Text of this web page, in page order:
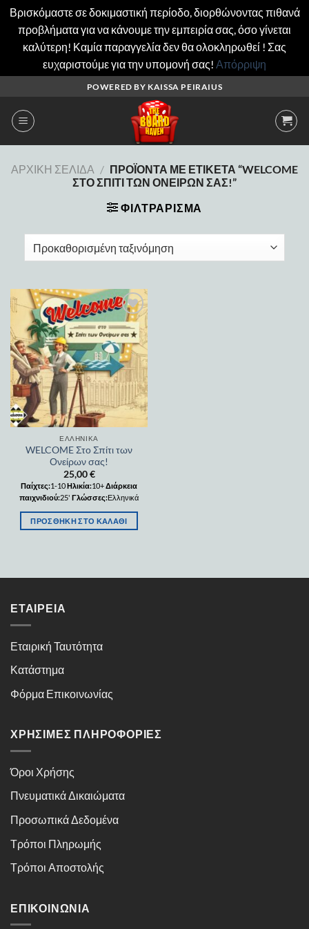
Βρισκόμαστε σε δοκιμαστική περίοδο, διορθώνοντας πιθανά
προβλήματα για να κάνουμε την εμπειρία σας, όσο γίνεται
καλύτερη! Καμία παραγγελία δεν θα ολοκληρωθεί ! Σας
ευχαριστούμε για την υπομονή σας! Απόρριψη
περιεχόμενο
POWERED BY KAISSA PEIRAIUS
ΑΡΧΙΚΉ ΣΕΛΊΔΑ / ΠΡΟΪΌΝΤΑ ΜΕ ΕΤΙΚΈΤΑ “WELCOME
ΣΤΟ ΣΠΊΤΙ ΤΩΝ ΟΝΕΊΡΩΝ ΣΑΣ!”
ΦΙΛΤΡΆΡΙΣΜΑ
Add to
wishlist
ΕΛΛΗΝΙΚΆ
WELCOME Στο Σπίτι των
Ονείρων σας!
25,00€
Παίχτες:1-10Ηλικία:10+Διάρκεια
παιχνιδιού:25' Γλώσσες:Ελληνικά
ΠΡΟΣΘΉΚΗ ΣΤΟ ΚΑΛΆΘΙ
ΕΤΑΙΡΕΊΑ
Εταιρική Ταυτότητα
Κατάστημα
Φόρμα Επικοινωνίας
ΧΡΉΣΙΜΕΣ ΠΛΗΡΟΦΟΡΊΕΣ
Όροι Χρήσης
Πνευματικά Δικαιώματα
Προσωπικά Δεδομένα
Τρόποι Πληρωμής
Τρόποι Αποστολής
ΕΠΙΚΟΙΝΩΝΊΑ